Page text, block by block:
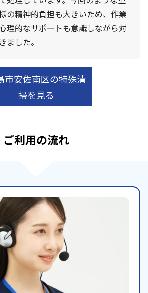
の精神的負担も大きいため、作業
理的なサポートも意識しながら対
ました。
市安佐南区の特殊清
掃を見る
ご利用の流れ